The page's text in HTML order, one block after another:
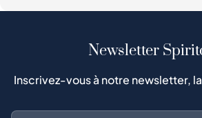
Newsletter
Inscrivez-vous à notre newsletter,